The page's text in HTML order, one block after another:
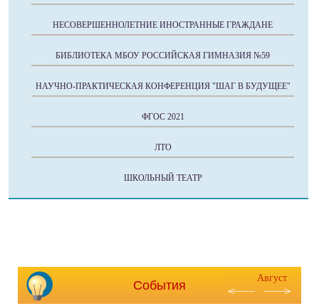
НЕСОВЕРШЕННОЛЕТНИЕ ИНОСТРАННЫЕ ГРАЖДАНЕ
БИБЛИОТЕКА МБОУ РОССИЙСКАЯ ГИМНАЗИЯ №59
НАУЧНО-ПРАКТИЧЕСКАЯ КОНФЕРЕНЦИЯ "ШАГ В БУДУЩЕЕ"
ФГОС 2021
ЛТО
ШКОЛЬНЫЙ ТЕАТР
События
Август